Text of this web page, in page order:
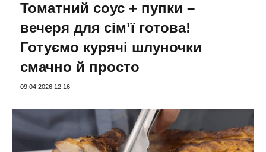
Томатний соус + пупки –
вечеря для сімʼї готова!
Готуємо курячі шлуночки
смачно й просто
09.04.2026 12:16